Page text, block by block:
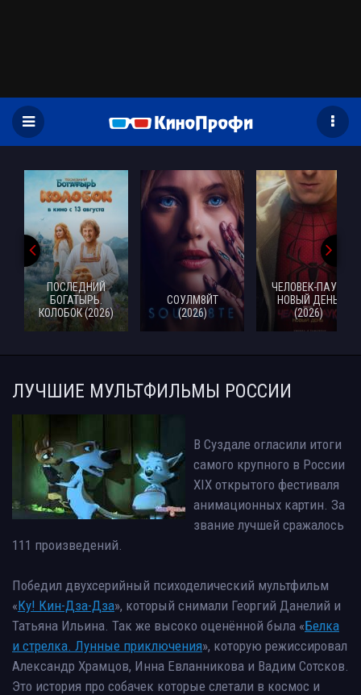
ПОСЛЕДНИЙ
БОГАТЫРЬ.
КОЛОБОК (2026)
СОУЛМ8ЙТ
(2026)
ЧЕЛОВЕК-ПАУК:
НОВЫЙ ДЕНЬ
(2026)
ЛУЧШИЕ МУЛЬТФИЛЬМЫ РОССИИ
В Суздале огласили итоги
самого крупного в России
XIX открытого фестиваля
анимационных картин. За
звание лучшей сражалось
111 произведений.
Победил двухсерийный психоделический мультфильм
«Ку! Кин-Дза-Дза», который снимали Георгий Данелий и
Татьяна Ильина. Так же высоко оценённой была «Белка
и стрелка. Лунные приключения», которую режиссировал
Александр Храмцов, Инна Евланникова и Вадим Сотсков.
Это история про собачек которые слетали в космос и